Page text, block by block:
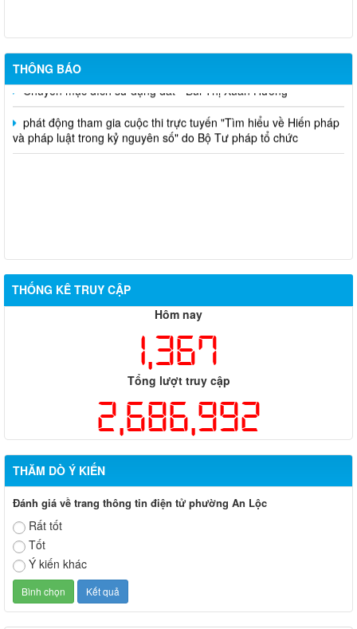
THÔNG BÁO
Quyết định chuyển mục đích - nguyễn văn nhân
Chuyển mục đích sử dụng đất - Bùi Thị Xuân Hương
phát động tham gia cuộc thi trực tuyến "Tìm hiểu về Hiến pháp
và pháp luật trong kỷ nguyên số" do Bộ Tư pháp tổ chức
THỐNG KÊ TRUY CẬP
Hôm nay
1,367
Tổng lượt truy cập
2,686,992
THĂM DÒ Ý KIẾN
Đánh giá về trang thông tin điện tử phường An Lộc
Rất tốt
Tốt
Ý kiến khác